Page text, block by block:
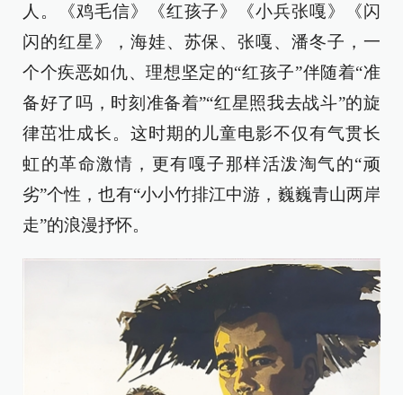
人。《鸡毛信》《红孩子》《小兵张嘎》《闪
闪的红星》，海娃、苏保、张嘎、潘冬子，一
个个疾恶如仇、理想坚定的“红孩子”伴随着“准
备好了吗，时刻准备着”“红星照我去战斗”的旋
律茁壮成长。这时期的儿童电影不仅有气贯长
虹的革命激情，更有嘎子那样活泼淘气的“顽
劣”个性，也有“小小竹排江中游，巍巍青山两岸
走”的浪漫抒怀。